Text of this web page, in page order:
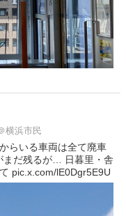
横浜市民
らいる車両は全て廃車
まだ残るが… 日暮里・舎
pic.x.com/lE0Dgr5E9U